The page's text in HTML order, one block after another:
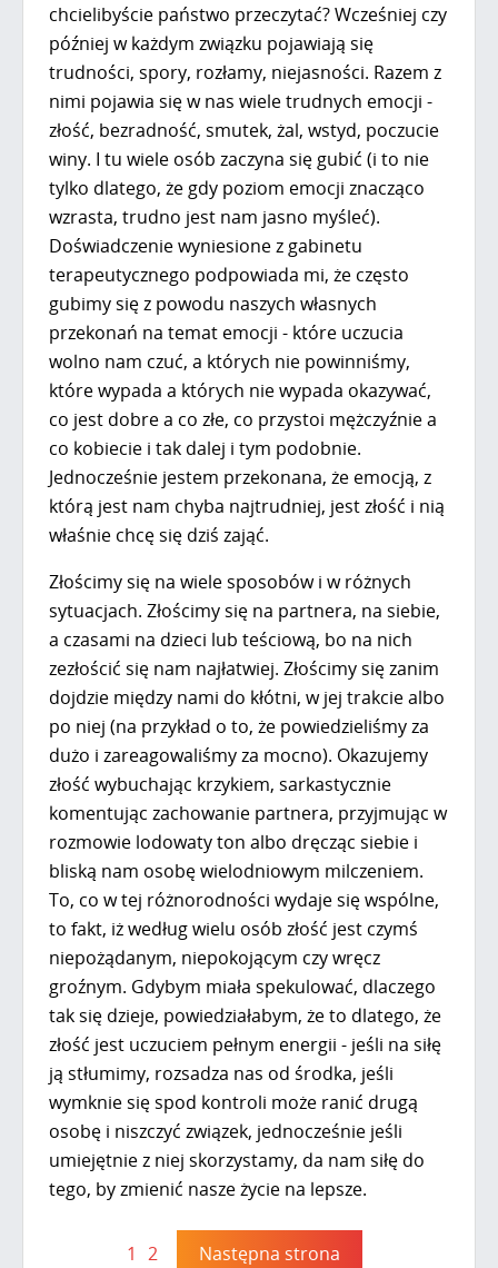
chcielibyście państwo przeczytać? Wcześniej czy
później w każdym związku pojawiają się
trudności, spory, rozłamy, niejasności. Razem z
nimi pojawia się w nas wiele trudnych emocji -
złość, bezradność, smutek, żal, wstyd, poczucie
winy. I tu wiele osób zaczyna się gubić (i to nie
tylko dlatego, że gdy poziom emocji znacząco
wzrasta, trudno jest nam jasno myśleć).
Doświadczenie wyniesione z gabinetu
terapeutycznego podpowiada mi, że często
gubimy się z powodu naszych własnych
przekonań na temat emocji - które uczucia
wolno nam czuć, a których nie powinniśmy,
które wypada a których nie wypada okazywać,
co jest dobre a co złe, co przystoi mężczyźnie a
co kobiecie i tak dalej i tym podobnie.
Jednocześnie jestem przekonana, że emocją, z
którą jest nam chyba najtrudniej, jest złość i nią
właśnie chcę się dziś zająć.
Złościmy się na wiele sposobów i w różnych
sytuacjach. Złościmy się na partnera, na siebie,
a czasami na dzieci lub teściową, bo na nich
zezłościć się nam najłatwiej. Złościmy się zanim
dojdzie między nami do kłótni, w jej trakcie albo
po niej (na przykład o to, że powiedzieliśmy za
dużo i zareagowaliśmy za mocno). Okazujemy
złość wybuchając krzykiem, sarkastycznie
komentując zachowanie partnera, przyjmując w
rozmowie lodowaty ton albo dręcząc siebie i
bliską nam osobę wielodniowym milczeniem.
To, co w tej różnorodności wydaje się wspólne,
to fakt, iż według wielu osób złość jest czymś
niepożądanym, niepokojącym czy wręcz
groźnym. Gdybym miała spekulować, dlaczego
tak się dzieje, powiedziałabym, że to dlatego, że
złość jest uczuciem pełnym energii - jeśli na siłę
ją stłumimy, rozsadza nas od środka, jeśli
wymknie się spod kontroli może ranić drugą
osobę i niszczyć związek, jednocześnie jeśli
umiejętnie z niej skorzystamy, da nam siłę do
tego, by zmienić nasze życie na lepsze.
1 2 Następna strona